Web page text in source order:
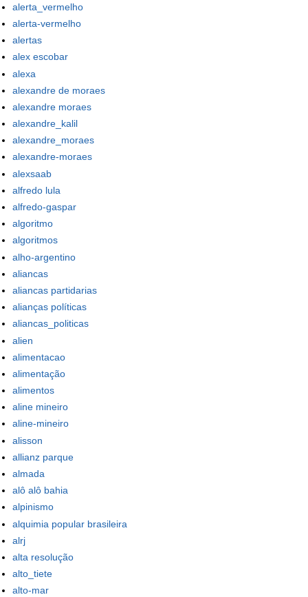
alerta_vermelho
alerta-vermelho
alertas
alex escobar
alexa
alexandre de moraes
alexandre moraes
alexandre_kalil
alexandre_moraes
alexandre-moraes
alexsaab
alfredo lula
alfredo-gaspar
algoritmo
algoritmos
alho-argentino
aliancas
aliancas partidarias
alianças políticas
aliancas_politicas
alien
alimentacao
alimentação
alimentos
aline mineiro
aline-mineiro
alisson
allianz parque
almada
alô alô bahia
alpinismo
alquimia popular brasileira
alrj
alta resolução
alto_tiete
alto-mar